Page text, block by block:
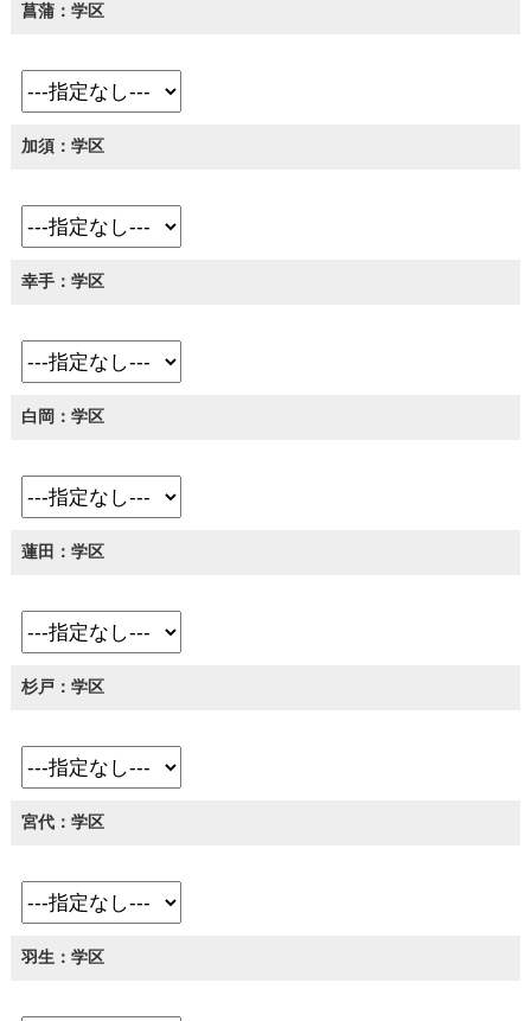
菖蒲：学区
加須：学区
幸手：学区
白岡：学区
蓮田：学区
杉戸：学区
宮代：学区
羽生：学区